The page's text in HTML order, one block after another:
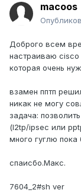
macoos
Доброго всем
настраиваю
которая очень
взамен пптп
никак не могу
задача:
(l2tp/ipsec или
много гуглю пока
спаисбо.Макс.
7604_2#sh ver